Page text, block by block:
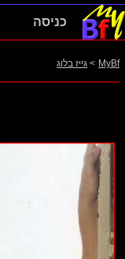
כניסה
MyBf
> גייז בלוג